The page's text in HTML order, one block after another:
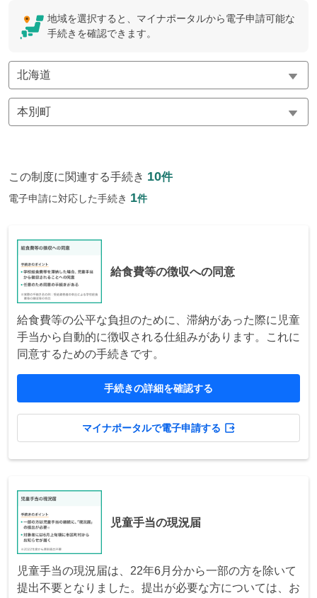
地域を選択すると、マイナポータルから電子申請可能な
手続きを確認できます。
この制度に関連する手続き 10件
電子申請に対応した手続き 1件
給食費等の徴収への同意
給食費等の公平な負担のために、滞納があった際に児童
手当から自動的に徴収される仕組みがあります。これに
同意するための手続きです。
手続きの詳細を確認する
マイナポータルで電子申請する
児童手当の現況届
児童手当の現況届は、22年6月分から一部の方を除いて
提出不要となりました。提出が必要な方については、お